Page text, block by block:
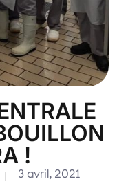
!
3 avril, 2021